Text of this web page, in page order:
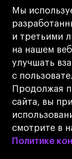
Мы
и третьими
на нашем
улучшать
с
Продолжая
сайта, вы
смотрите в
Политике
Политике
© 2026 БВШД
Кредит на
Лицензия на
Университет»
Карта сайта
Дизайн
Разработка